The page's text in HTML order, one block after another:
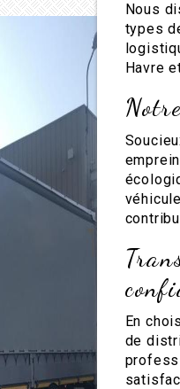
Nous
types
Havre
En
de